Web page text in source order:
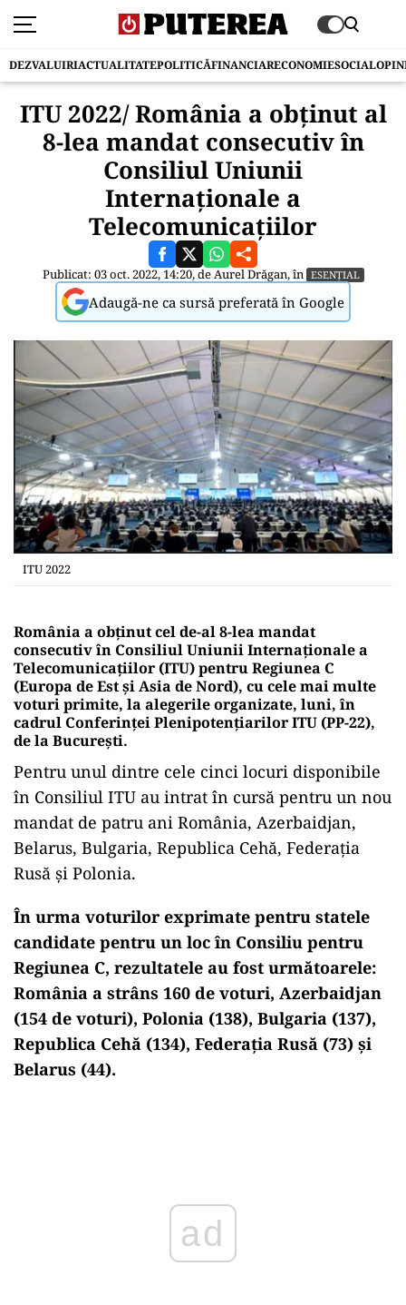
DEZVALUIRIACTUALITATEPOLITICĂFINANCIARECONOMIESOCIAL
ITU 2022/ România a obţinut al
8-lea mandat consecutiv în
Consiliul Uniunii
Internaţionale a
Telecomunicaţiilor
Publicat: 03 oct. 2022, 14:20, deAurel Drăgan, în ESENȚIAL
Adaugă-ne ca sursă preferată în Google
ITU 2022
România a obţinut cel de-al 8-lea mandat
consecutiv în Consiliul Uniunii Internaţionale a
Telecomunicaţiilor (ITU) pentru Regiunea C
(Europa de Est şi Asia de Nord), cu cele mai multe
voturi primite, la alegerile organizate, luni, în
cadrul Conferinţei Plenipotenţiarilor ITU (PP-22),
de la Bucureşti.
Pentru unul dintre cele cinci locuri disponibile
în Consiliul ITU au intrat în cursă pentru un nou
mandat de patru ani România, Azerbaidjan,
Belarus, Bulgaria, Republica Cehă, Federaţia
Rusă şi Polonia.
În urma voturilor exprimate pentru statele
candidate pentru un loc în Consiliu pentru
Regiunea C, rezultatele au fost următoarele:
România a strâns 160 de voturi, Azerbaidjan
(154 de voturi), Polonia (138), Bulgaria (137),
Republica Cehă (134), Federaţia Rusă (73) şi
Belarus (44).